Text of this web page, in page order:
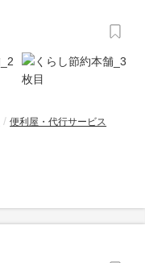
便利屋・代行サービス